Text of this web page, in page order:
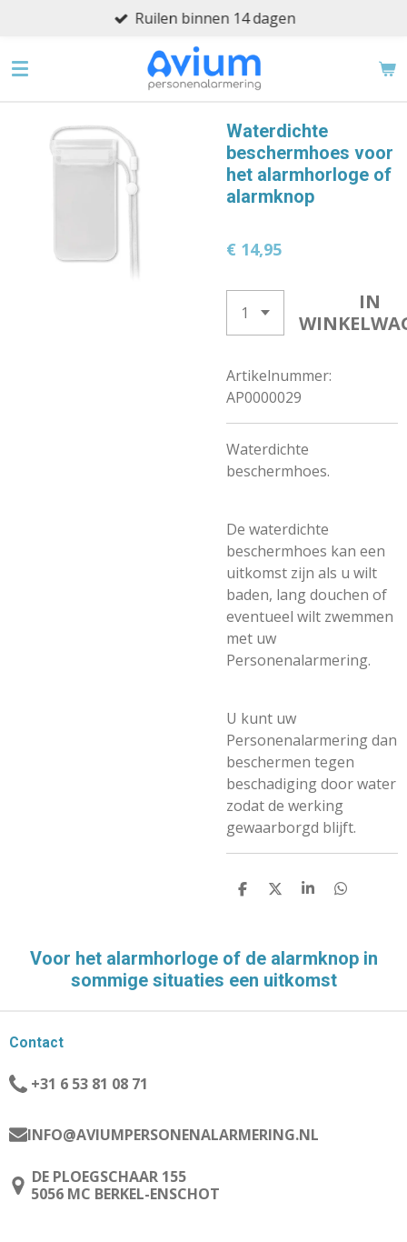
naar
Ruilen binnen 14 dagen
Waterdichte
beschermhoes voor
het alarmhorloge of
alarmknop
€ 14,95
IN
Artikelnummer:
AP0000029
Waterdichte
beschermhoes.
De waterdichte
beschermhoes kan een
uitkomst zijn als u wilt
baden, lang douchen of
eventueel wilt zwemmen
met uw
Personenalarmering.
U kunt uw
Personenalarmering dan
beschermen tegen
beschadiging door water
zodat de werking
gewaarborgd blijft.
D
N
D
S
E
D
N
Voor het alarmhorloge of de alarmknop in
sommige situaties een uitkomst
Contact
+31 6 53 81 08 71
INFO@AVIUMPERSONENALARMERING.NL
DE PLOEGSCHAAR 155
5056 MC BERKEL-ENSCHOT